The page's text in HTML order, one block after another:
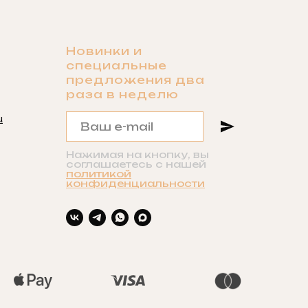
Новинки и
специальные
предложения два
раза в неделю
Нажимая на кнопку, вы
соглашаетесь с нашей
политикой
конфиденциальности